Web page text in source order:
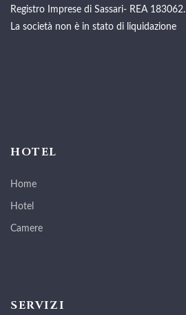
Registro Imprese di Sassari- REA 183062.
La società non è in stato di liquidazione
HOTEL
Home
Hotel
Camere
SERVIZI